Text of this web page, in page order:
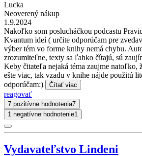
Lucka
Neoverený nákup
1.9.2024
Nakoľko som poslucháčkou podcastu
Kvantum ideí ( určite odporúčam pre
výber tém vo forme knihy nemá chybu.
zrozumiteľne, texty sa ľahko čítajú, sú
Keby čitateľa nejaká téma zaujme natoľko,
ešte viac, tak vzadu v knihe nájde použitú
odporúčam:)
Čítať viac
reagovať
7 pozitívne hodnotenia7
1 negatívne hodnotenie1
Vydavateľstvo Lindeni